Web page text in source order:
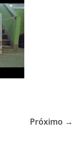
Próximo →